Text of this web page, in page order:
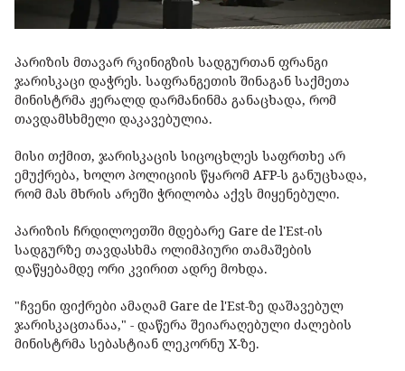
პარიზის მთავარ რკინიგზის სადგურთან ფრანგი
ჯარისკაცი დაჭრეს. საფრანგეთის შინაგან საქმეთა
მინისტრმა ჟერალდ დარმანინმა განაცხადა, რომ
თავდამსხმელი დაკავებულია.
მისი თქმით, ჯარისკაცის სიცოცხლეს საფრთხე არ
ემუქრება, ხოლო პოლიციის წყარომ AFP-ს განუცხადა,
რომ მას მხრის არეში ჭრილობა აქვს მიყენებული.
პარიზის ჩრდილოეთში მდებარე Gare de l'Est-ის
სადგურზე თავდასხმა ოლიმპიური თამაშების
დაწყებამდე ორი კვირით ადრე მოხდა.
"ჩვენი ფიქრები ამაღამ Gare de l'Est-ზე დაშავებულ
ჯარისკაცთანაა," - დაწერა შეიარაღებული ძალების
მინისტრმა სებასტიან ლეკორნუ X-ზე.